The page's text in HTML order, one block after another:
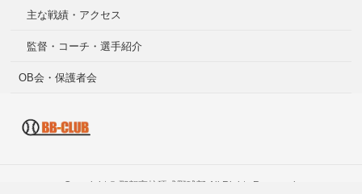
主な戦績・アクセス
監督・コーチ・選手紹介
OB会・保護者会
Copyright © 那賀高校硬式野球部 All Rights Reserved.